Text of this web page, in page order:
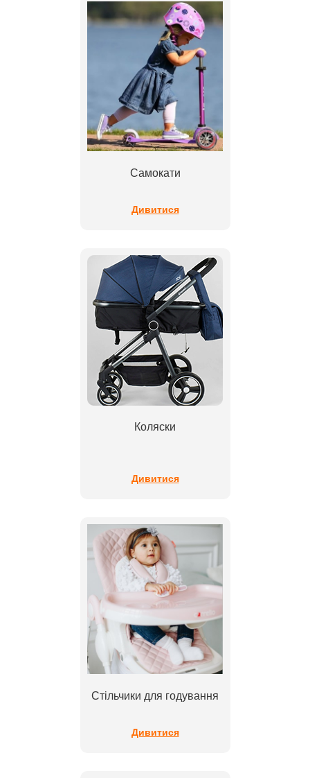
Самокати
Дивитися
Коляски
Дивитися
Стільчики для годування
Дивитися